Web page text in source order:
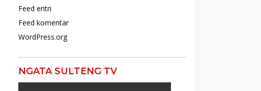
Feed entri
Feed komentar
WordPress.org
NGATA SULTENG TV